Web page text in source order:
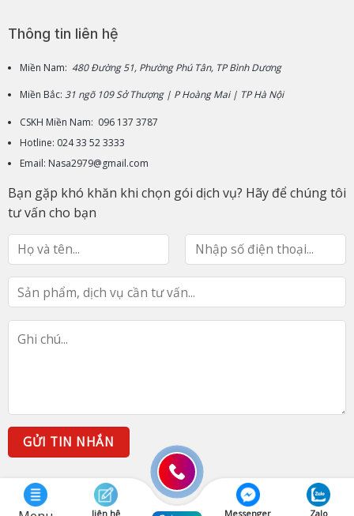
Thông tin liên hệ
Miền Nam: 480 Đường 51, Phường Phú Tân, TP Bình Dương
Miền Bắc: 31 ngõ 109 Sở Thượng | P Hoàng Mai | TP Hà Nội
CSKH Miền Nam: 096 137 3787
Hotline: 024 33 52 3333
Email: Nasa2979@gmail.com
Bạn gặp khó khăn khi chọn gói dịch vụ? Hãy để chúng tôi
tư vấn cho bạn
liên hệ Messenger Zalo